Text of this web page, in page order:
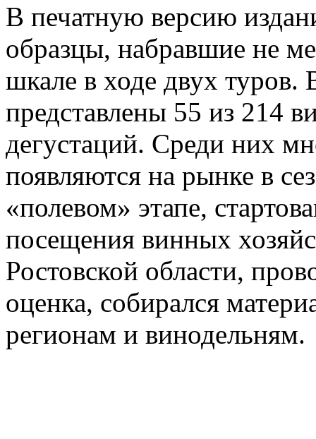
В печатную версию
образцы, набравшие не
шкале в ходе двух туров.
представлены 55 из 214
дегустаций. Среди них
появляются на рынке в
«полевом» этапе,
посещения винных
Ростовской области,
оценка, собирался
регионам и винодельням.